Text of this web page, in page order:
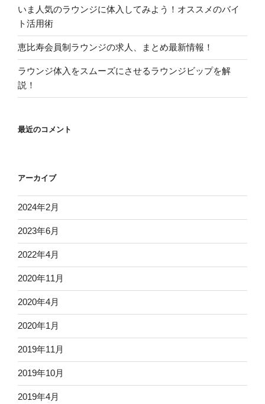
いま人気のラウンジに体入してみよう！オススメのバイ
ト活用術
恵比寿会員制ラウンジの求人、まとめ最新情報！
ラウンジ体入をスムーズにさせるラウンジビップを解
説！
最近のコメント
アーカイブ
2024年2月
2023年6月
2022年4月
2020年11月
2020年4月
2020年1月
2019年11月
2019年10月
2019年4月